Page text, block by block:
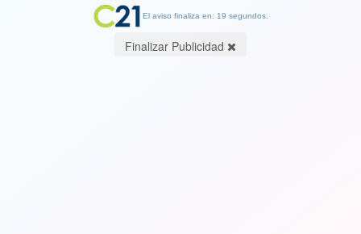
El aviso finaliza en: 19 segundos.
Finalizar Publicidad